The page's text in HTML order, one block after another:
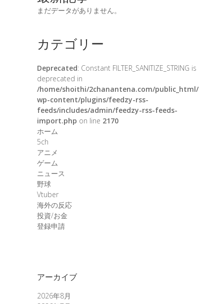
まだデータがありません。
カテゴリー
Deprecated: Constant FILTER_SANITIZE_STRING is
deprecated in
/home/shoithi/2chanantena.com/public_html/
wp-content/plugins/feedzy-rss-
feeds/includes/admin/feedzy-rss-feeds-
import.php on line 2170
ホーム
5ch
アニメ
ゲーム
ニュース
野球
Vtuber
海外の反応
投資/お金
登録申請
アーカイブ
2026年8月